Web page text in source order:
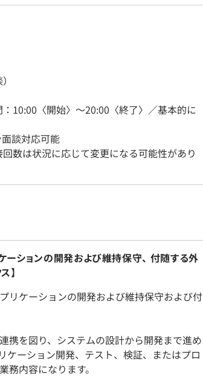
10:00〈開始〉～20:00〈終了〉／基本的に
談対応可能
数は状況に応じて変更になる可能性があり
ションの開発および維持保守、 付随する外
】
リケーションの開発および維持保守および付
携を図り、システムの設計から開発まで進め
ケーション開発、テスト、検証、またはプロ
内容になります。